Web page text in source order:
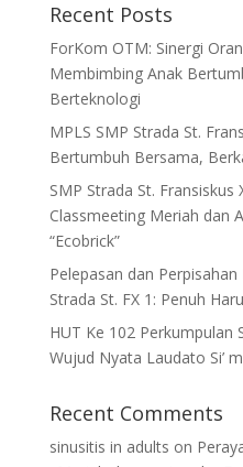
Recent Posts
ForKom OTM: Sinergi
Membimbing Anak
Berteknologi
MPLS SMP Strada St.
Bertumbuh Bersama,
SMP Strada St. Fransiskus
Classmeeting Meriah dan
“Ecobrick”
Pelepasan dan
Strada St. FX 1: Penuh
HUT Ke 102 Perkumpulan
Wujud Nyata Laudato Si’
Recent Comments
sinusitis in adults on